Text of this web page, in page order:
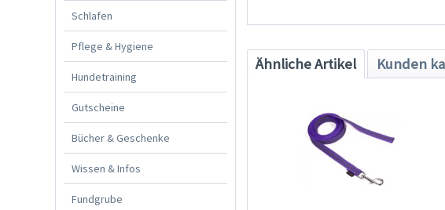
Schlafen
Pflege & Hygiene
Hundetraining
Gutscheine
Bücher & Geschenke
Wissen & Infos
Fundgrube
Ähnliche Artikel Kunden